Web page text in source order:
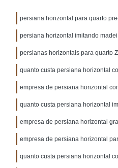
persiana horizontal para quarto
persiana horizontal imitando
persianas horizontais para quarto
quanto custa persiana horizontal
empresa de persiana horizontal
quanto custa persiana horizontal
empresa de persiana horizontal
empresa de persiana horizontal
quanto custa persiana horizontal